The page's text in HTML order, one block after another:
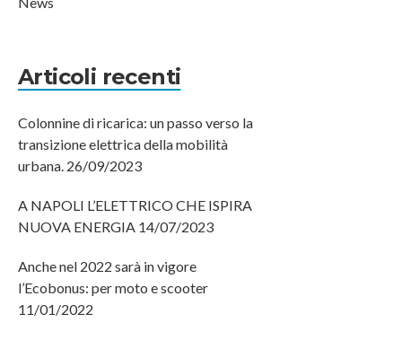
Articoli recenti
Colonnine di ricarica: un passo verso la
transizione elettrica della mobilità
urbana. 26/09/2023
A NAPOLI L’ELETTRICO CHE ISPIRA
NUOVA ENERGIA 14/07/2023
Anche nel 2022 sarà in vigore
l’Ecobonus: per moto e scooter
11/01/2022